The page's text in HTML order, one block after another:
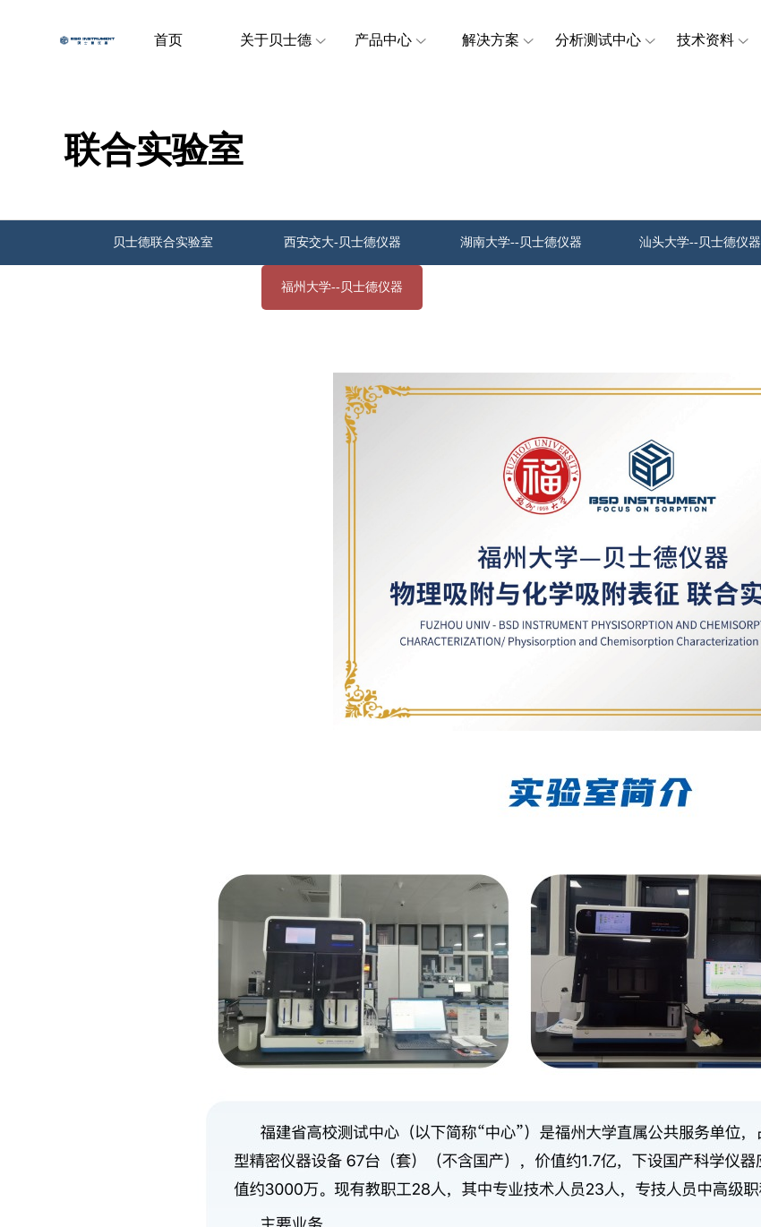
首页 关于贝士德 产品中心 解决方案 分析测试中心 技术资料
联合实验室
贝士德联合实验室 西安交大-贝士德仪器 湖南大学--贝士德仪器 汕头大学--贝士德仪器
福州大学--贝士德仪器